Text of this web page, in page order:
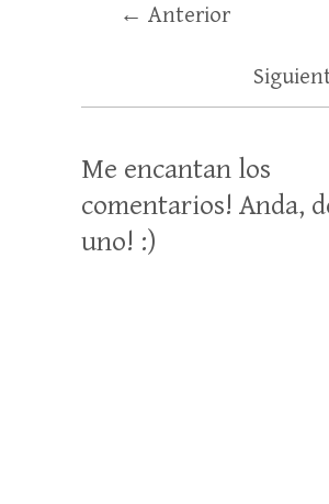
← Anterior
Me encantan los
comentarios! Anda,
uno! :)